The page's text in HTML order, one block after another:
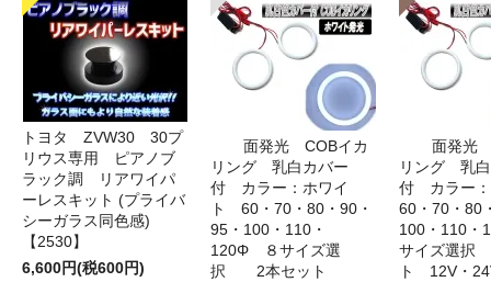
トヨタ ZVW30 30プ
リウス専用 ピアノブ
ラック調 リアワイパ
ーレスキット (プライバ
シーガラス同色感)
【2530】
6,600円(税600円)
面発光 COBイカ
リング 乳白カバー
付 カラー：ホワイ
ト 60・70・80・90・
95・100・110・
120Φ ８サイズ選
択 2本セット
面発光
リング 乳
付 カラー
60・70・80
100・110
サイズ選
ト 12V・